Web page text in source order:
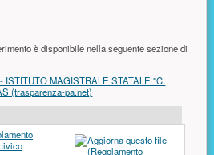
è disponibile nella seguente sezione di
ISTITUTO MAGISTRALE STATALE "C.
(trasparenza-pa.net)